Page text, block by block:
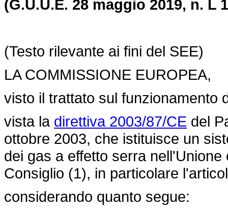
(G.U.U.E. 28 maggio 2019, n. L
(Testo rilevante ai fini del SEE)
LA COMMISSIONE EUROPEA,
visto il trattato sul funzionamento
vista la direttiva 2003/87/CE del
ottobre 2003, che istituisce un
dei gas a effetto serra
Consiglio (1), in particolare
considerando quanto segue: